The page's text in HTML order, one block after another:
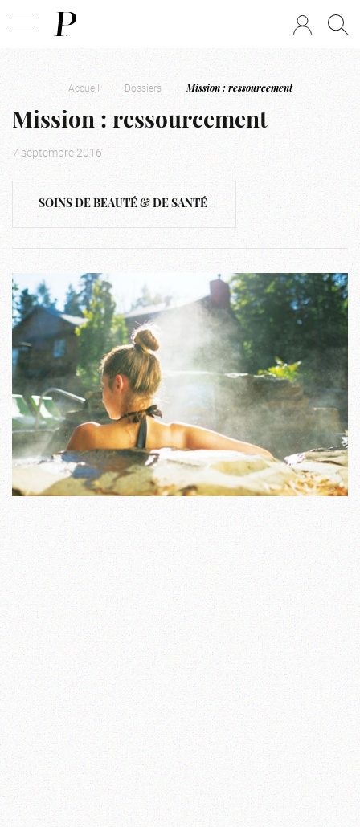
Accueil | Dossiers | Mission : ressourcement
Mission : ressourcement
7 septembre 2016
SOINS DE BEAUTÉ & DE SANTÉ